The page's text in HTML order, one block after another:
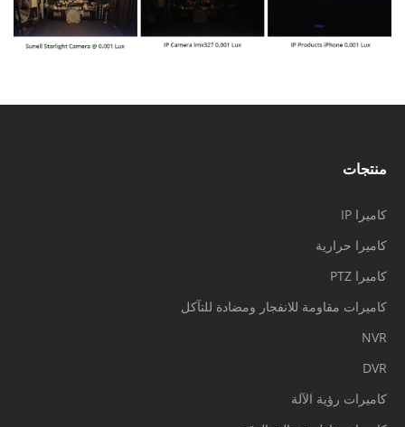
منتجات
كاميرا IP
كاميرا حرارية
كاميرا PTZ
كاميرات مقاومة للانفجار ومضادة للتآكل
NVR
DVR
كاميرات رؤية الآلة